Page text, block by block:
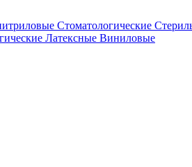
Стоматологические
Латексные Виниловые